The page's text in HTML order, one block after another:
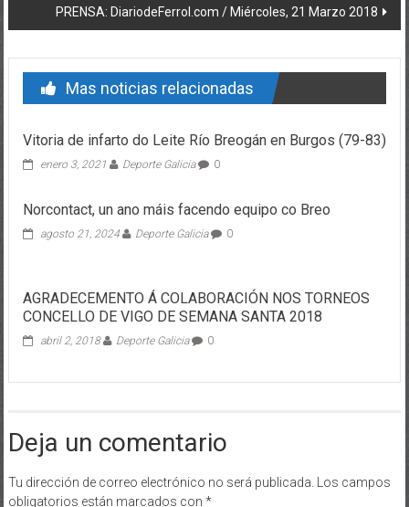
PRENSA: DiariodeFerrol.com / Miércoles, 21 Marzo 2018
Mas noticias relacionadas
Vitoria de infarto do Leite Río Breogán en Burgos (79-83)
enero 3, 2021 Deporte Galicia 0
Norcontact, un ano máis facendo equipo co Breo
agosto 21, 2024 Deporte Galicia 0
AGRADECEMENTO Á COLABORACIÓN NOS TORNEOS
CONCELLO DE VIGO DE SEMANA SANTA 2018
abril 2, 2018 Deporte Galicia 0
Deja un comentario
Tu dirección de correo electrónico no será publicada.
Los campos
obligatorios están marcados con *